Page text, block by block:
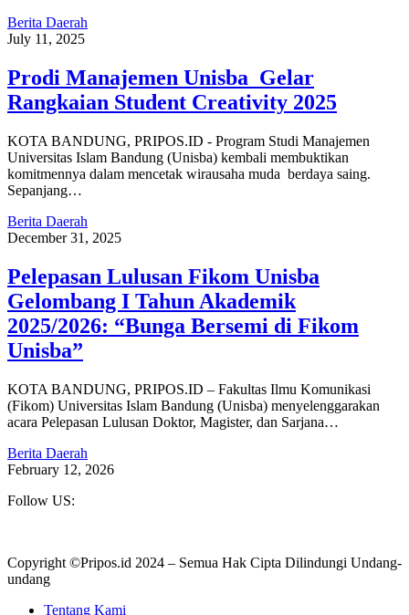
Berita Daerah
July 11, 2025
Prodi Manajemen Unisba Gelar
Rangkaian Student Creativity 2025
KOTA BANDUNG, PRIPOS.ID - Program Studi Manajemen
Universitas Islam Bandung (Unisba) kembali membuktikan
komitmennya dalam mencetak wirausaha muda berdaya saing.
Sepanjang…
Berita Daerah
December 31, 2025
Pelepasan Lulusan Fikom Unisba
Gelombang I Tahun Akademik
2025/2026: “Bunga Bersemi di Fikom
Unisba”
KOTA BANDUNG, PRIPOS.ID – Fakultas Ilmu Komunikasi
(Fikom) Universitas Islam Bandung (Unisba) menyelenggarakan
acara Pelepasan Lulusan Doktor, Magister, dan Sarjana…
Berita Daerah
February 12, 2026
Follow US:
Copyright ©Pripos.id 2024 – Semua Hak Cipta Dilindungi Undang-
undang
Tentang Kami